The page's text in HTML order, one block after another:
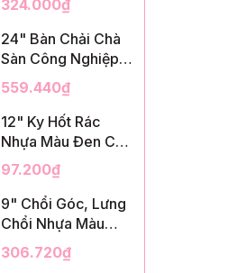
INXDS2, 12
Cái/Thùng (18"
Brush Deck Scrub,
324.000₫
24" Bàn Chải Chà
Sàn Công Nghiệp,
Sợi Palmyra, InsuX
INXDS2, 12
Cái/Thùng (24"
Brush Deck Scrub ,
559.440₫
12" Ky Hốt Rác
Nhựa Màu Đen Có
Tay Cầm, InsuX
INXSHD01, 12
Cái/Thùng, Mã
IMPA 174141 (12"
Black Plastic)
97.200₫
9" Chổi Góc, Lưng
Chổi Nhựa Màu
Vàng, Lông PET
Màu Đen, Kèm Cán
306.720₫